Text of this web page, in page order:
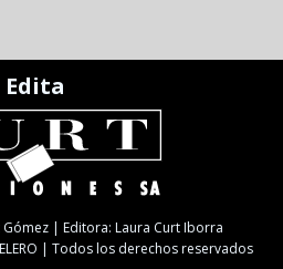
Edita
| Editora: Laura Curt Iborra
| Todos los derechos reservados